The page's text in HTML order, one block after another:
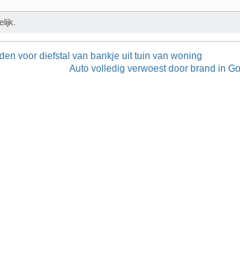
voor diefstal van bankje uit tuin van woning
Auto volledig verwoest door brand in